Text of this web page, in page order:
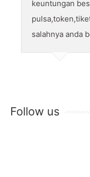
keuntungan
salahnya anda
Follow us